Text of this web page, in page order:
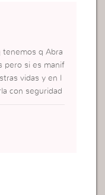
tenemos q Abra
pero si es manif
vidas y en l
con seguridad